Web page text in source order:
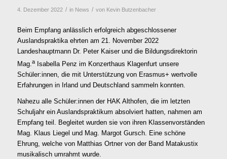
4. Dezember 2022 / in News / von Kevin Butzenbacher
Beim Empfang anlässlich erfolgreich abgeschlossener
Auslandspraktika ehrten am 21. November 2022
Landeshauptmann Dr. Peter Kaiser und die Bildungsdirektorin
Mag.aIsabella Penz im Konzerthaus Klagenfurt unsere
Schüler:innen, die mit Unterstützung von Erasmus+ wertvolle
Erfahrungen in Irland und Deutschland sammeln konnten.
Nahezu alle Schüler:innen der HAK Althofen, die im letzten
Schuljahr ein Auslandspraktikum absolviert hatten, nahmen am
Empfang teil. Begleitet wurden sie von ihren Klassenvorständen
Mag. Klaus Liegel und Mag. Margot Gursch. Eine schöne
Ehrung, welche von Matthias Ortner von der Band Matakustix
musikalisch umrahmt wurde.